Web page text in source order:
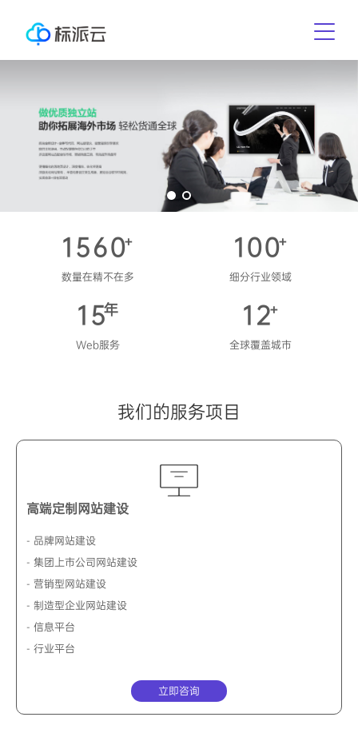
1560+
数量在精不在多
100+
细分行业领域
15年
Web服务
12+
全球覆盖城市
我们的服务项目
高端定制网站建设
- 品牌网站建设
- 集团上市公司网站建设
- 营销型网站建设
- 制造型企业网站建设
- 信息平台
- 行业平台
立即咨询